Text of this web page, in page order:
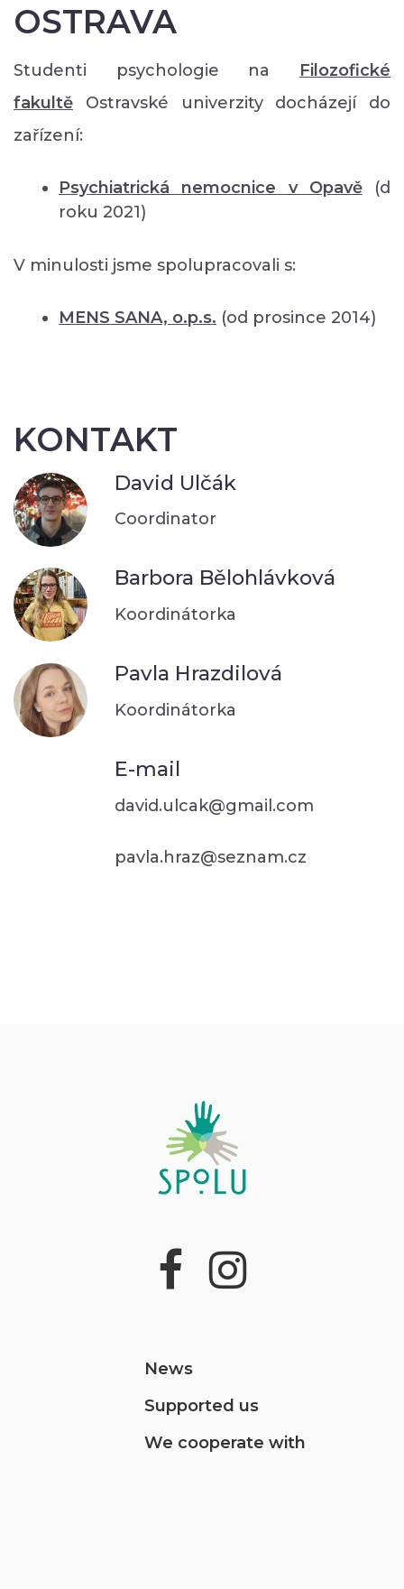
OSTRAVA
Studenti psychologie na Filozofické
fakultě Ostravské univerzity docházejí do
zařízení:
Psychiatrická nemocnice v Opavě(d
roku 2021)
V minulosti jsme spolupracovali s:
MENS SANA, o.p.s. (od prosince 2014)
KONTAKT
David Ulčák
Coordinator
Barbora Bělohlávková
Koordinátorka
Pavla Hrazdilová
Koordinátorka
E-mail
david.ulcak@gmail.com
pavla.hraz@seznam.cz
News
Supported us
We cooperate with